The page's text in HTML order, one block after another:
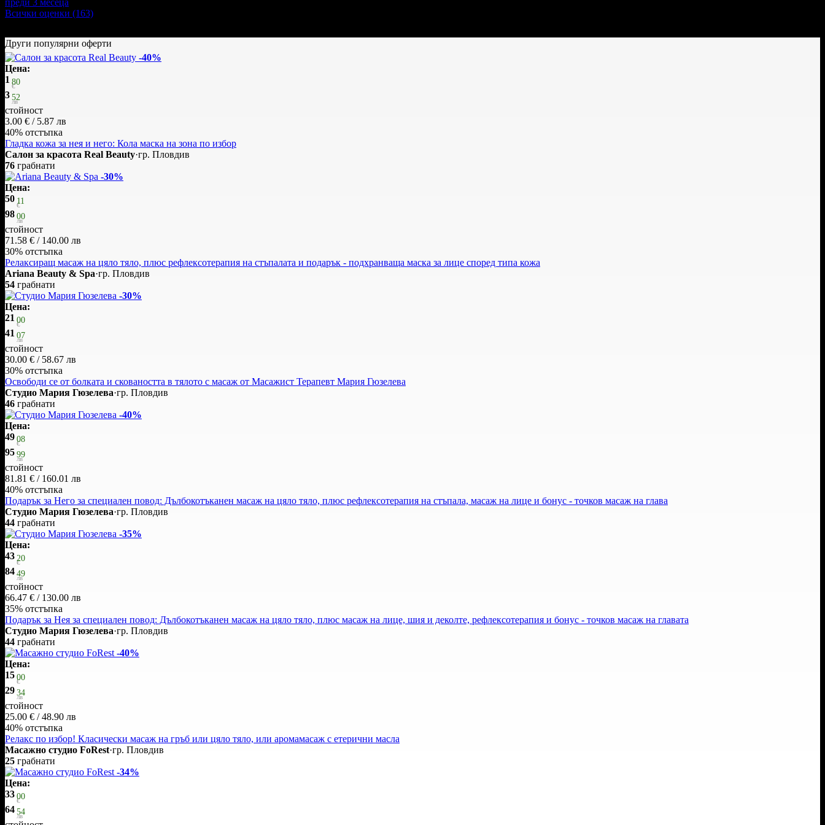
Всички оценки (163)
Други популярни оферти
-40%
Цена:
1 80
€
3 52
лв
стойност
3.00 € / 5.87 лв
40% отстъпка
Гладка кожа за нея и него: Кола маска на зона по избор
Салон за красота Real Beauty·гр. Пловдив
76 грабнати
-30%
Цена:
50 11
€
98 00
лв
стойност
71.58 € / 140.00 лв
30% отстъпка
Релаксиращ масаж на цяло тяло, плюс рефлексотерапия на стъпалата и подарък - подхранваща маска за лице според типа кожа
Ariana Beauty & Spa·гр. Пловдив
54 грабнати
-30%
Цена:
21 00
€
41 07
лв
стойност
30.00 € / 58.67 лв
30% отстъпка
Освободи се от болката и сковаността в тялото с масаж от Масажист Терапевт Мария Гюзелева
Студио Мария Гюзелева·гр. Пловдив
46 грабнати
-40%
Цена:
49 08
€
95 99
лв
стойност
81.81 € / 160.01 лв
40% отстъпка
Подарък за Него за специален повод: Дълбокотъканен масаж на цяло тяло, плюс рефлексотерапия на стъпала, масаж на лице и бонус - точков масаж на глава
Студио Мария Гюзелева·гр. Пловдив
44 грабнати
-35%
Цена:
43 20
€
84 49
лв
стойност
66.47 € / 130.00 лв
35% отстъпка
Подарък за Нея за специален повод: Дълбокотъканен масаж на цяло тяло, плюс масаж на лице, шия и деколте, рефлексотерапия и бонус - точков масаж на главата
Студио Мария Гюзелева·гр. Пловдив
44 грабнати
-40%
Цена:
15 00
€
29 34
лв
стойност
25.00 € / 48.90 лв
40% отстъпка
Релакс по избор! Класически масаж на гръб или цяло тяло, или аромамасаж с етерични масла
Масажно студио FoRest·гр. Пловдив
25 грабнати
-34%
Цена:
33 00
€
64 54
лв